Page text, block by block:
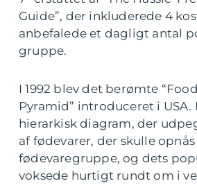
Guide”, der inkluderede 4
anbefalede et dagligt antal
gruppe.
I 1992 blev det berømte
Pyramid” introduceret i USA.
hierarkisk diagram, der
af fødevarer, der skulle
fødevaregruppe, og dets
voksede hurtigt rundt om i